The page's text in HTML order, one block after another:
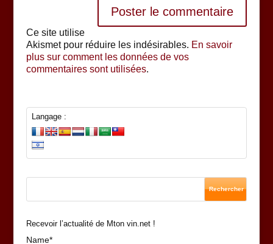
Ce site utilise
Akismet pour réduire les indésirables. En savoir
plus sur comment les données de vos
commentaires sont utilisées.
Langage :
Recevoir l’actualité de Mton vin.net !
Name*